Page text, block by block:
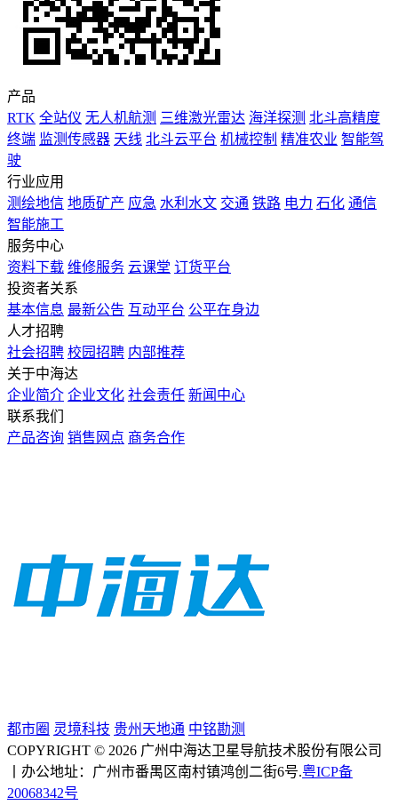
产品
RTK 全站仪 无人机航测 三维激光雷达 海洋探测 北斗高精度
终端 监测传感器 天线 北斗云平台 机械控制 精准农业 智能驾
驶
行业应用
测绘地信 地质矿产 应急 水利水文 交通 铁路 电力 石化 通信
智能施工
服务中心
资料下载 维修服务 云课堂 订货平台
投资者关系
基本信息 最新公告 互动平台 公平在身边
人才招聘
社会招聘 校园招聘 内部推荐
关于中海达
企业简介 企业文化 社会责任 新闻中心
联系我们
产品咨询 销售网点 商务合作
都市圈 灵境科技 贵州天地通 中铭勘测
COPYRIGHT © 2026 广州中海达卫星导航技术股份有限公司
丨办公地址：广州市番禺区南村镇鸿创二街6号.粤ICP备
20068342号